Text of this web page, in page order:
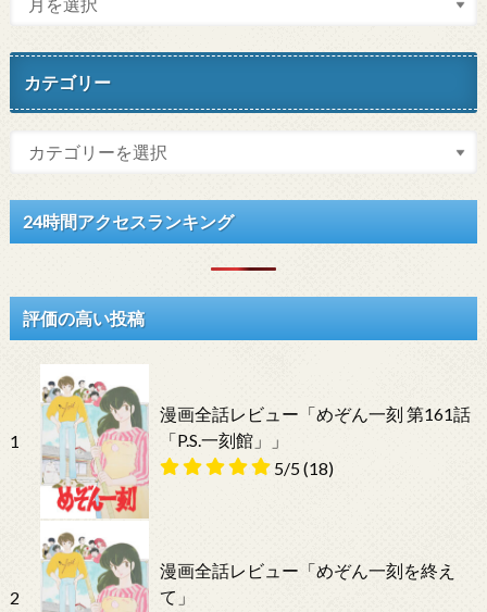
カテゴリー
24時間アクセスランキング
評価の高い投稿
1
漫画全話レビュー「めぞん一刻 第161話
「P.S.一刻館」」
5/5(18)
2
漫画全話レビュー「めぞん一刻を終え
て」